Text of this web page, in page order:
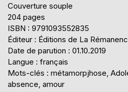
Couverture souple
204 pages
ISBN : 9791093552835
Éditeur : Éditions de La
Date de parution : 01.10.2019
Langue : français
Mots-clés : métamorpjhose,
absence, amour